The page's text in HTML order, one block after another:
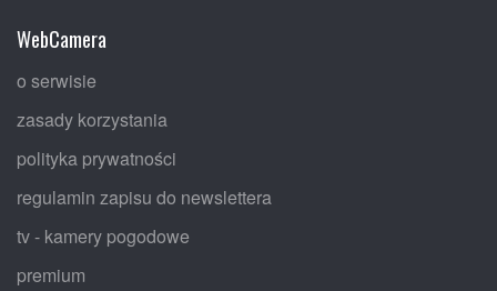
WebCamera
o serwisie
zasady korzystania
polityka prywatności
regulamin zapisu do newslettera
tv - kamery pogodowe
premium